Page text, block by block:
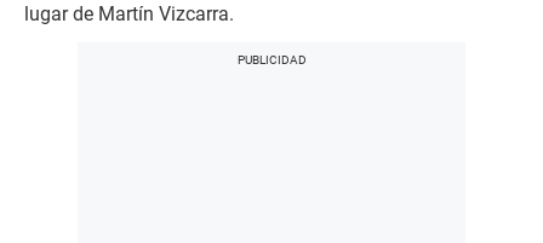
lugar de Martín Vizcarra.